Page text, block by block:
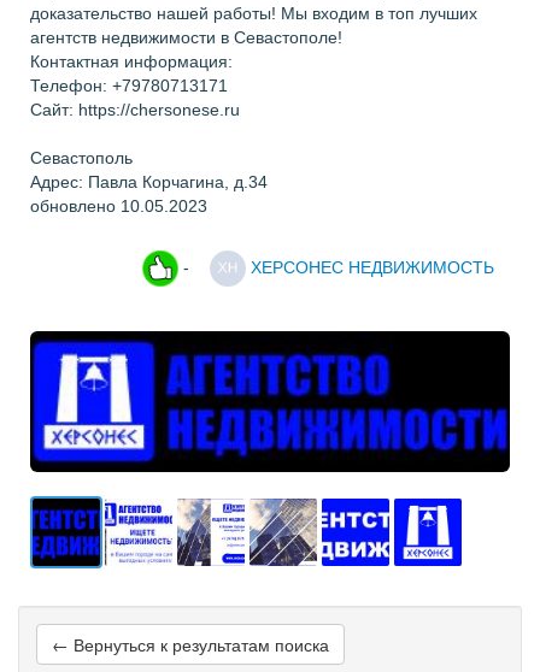
доказательство нашей работы! Мы входим в топ лучших
агентств недвижимости в Севастополе!
Контактная информация:
Телефон: +79780713171
Сайт: https://chersonese.ru
Севастополь
Адрес: Павла Корчагина, д.34
обновлено 10.05.2023
- ХЕРСОНЕС НЕДВИЖИМОСТЬ
← Вернуться к результатам поиска